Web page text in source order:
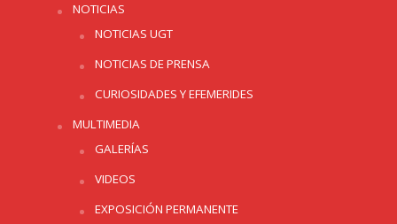
NOTICIAS
NOTICIAS UGT
NOTICIAS DE PRENSA
CURIOSIDADES Y EFEMERIDES
MULTIMEDIA
GALERÍAS
VIDEOS
EXPOSICIÓN PERMANENTE